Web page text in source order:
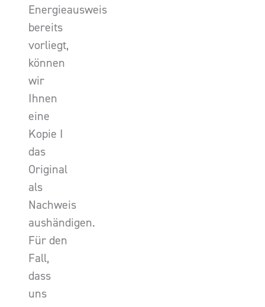
Energieausweis
bereits
vorliegt,
können
wir
Ihnen
eine
Kopie I
das
Original
als
Nachweis
aushändigen.
Für den
Fall,
dass
uns